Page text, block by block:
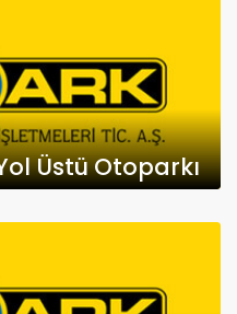
Üstü Otoparkı